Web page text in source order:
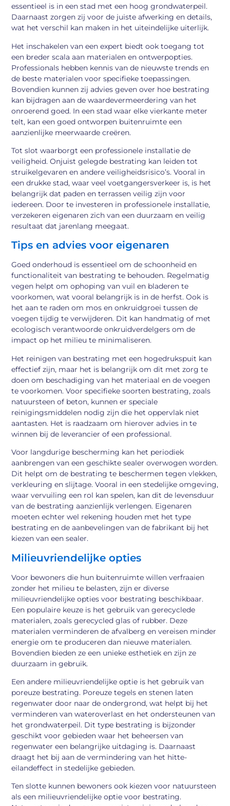
essentieel is in een stad met een hoog grondwaterpeil.
Daarnaast zorgen zij voor de juiste afwerking en details,
wat het verschil kan maken in het uiteindelijke uiterlijk.
Het inschakelen van een expert biedt ook toegang tot
een breder scala aan materialen en ontwerpopties.
Professionals hebben kennis van de nieuwste trends en
de beste materialen voor specifieke toepassingen.
Bovendien kunnen zij advies geven over hoe bestrating
kan bijdragen aan de waardevermeerdering van het
onroerend goed. In een stad waar elke vierkante meter
telt, kan een goed ontworpen buitenruimte een
aanzienlijke meerwaarde creëren.
Tot slot waarborgt een professionele installatie de
veiligheid. Onjuist gelegde bestrating kan leiden tot
struikelgevaren en andere veiligheidsrisico’s. Vooral in
een drukke stad, waar veel voetgangersverkeer is, is het
belangrijk dat paden en terrassen veilig zijn voor
iedereen. Door te investeren in professionele installatie,
verzekeren eigenaren zich van een duurzaam en veilig
resultaat dat jarenlang meegaat.
Tips en advies voor eigenaren
Goed onderhoud is essentieel om de schoonheid en
functionaliteit van bestrating te behouden. Regelmatig
vegen helpt om ophoping van vuil en bladeren te
voorkomen, wat vooral belangrijk is in de herfst. Ook is
het aan te raden om mos en onkruidgroei tussen de
voegen tijdig te verwijderen. Dit kan handmatig of met
ecologisch verantwoorde onkruidverdelgers om de
impact op het milieu te minimaliseren.
Het reinigen van bestrating met een hogedrukspuit kan
effectief zijn, maar het is belangrijk om dit met zorg te
doen om beschadiging van het materiaal en de voegen
te voorkomen. Voor specifieke soorten bestrating, zoals
natuursteen of beton, kunnen er speciale
reinigingsmiddelen nodig zijn die het oppervlak niet
aantasten. Het is raadzaam om hierover advies in te
winnen bij de leverancier of een professional.
Voor langdurige bescherming kan het periodiek
aanbrengen van een geschikte sealer overwogen worden.
Dit helpt om de bestrating te beschermen tegen vlekken,
verkleuring en slijtage. Vooral in een stedelijke omgeving,
waar vervuiling een rol kan spelen, kan dit de levensduur
van de bestrating aanzienlijk verlengen. Eigenaren
moeten echter wel rekening houden met het type
bestrating en de aanbevelingen van de fabrikant bij het
kiezen van een sealer.
Milieuvriendelijke opties
Voor bewoners die hun buitenruimte willen verfraaien
zonder het milieu te belasten, zijn er diverse
milieuvriendelijke opties voor bestrating beschikbaar.
Een populaire keuze is het gebruik van gerecyclede
materialen, zoals gerecycled glas of rubber. Deze
materialen verminderen de afvalberg en vereisen minder
energie om te produceren dan nieuwe materialen.
Bovendien bieden ze een unieke esthetiek en zijn ze
duurzaam in gebruik.
Een andere milieuvriendelijke optie is het gebruik van
poreuze bestrating. Poreuze tegels en stenen laten
regenwater door naar de ondergrond, wat helpt bij het
verminderen van wateroverlast en het ondersteunen van
het grondwaterpeil. Dit type bestrating is bijzonder
geschikt voor gebieden waar het beheersen van
regenwater een belangrijke uitdaging is. Daarnaast
draagt het bij aan de vermindering van het hitte-
eilandeffect in stedelijke gebieden.
Ten slotte kunnen bewoners ook kiezen voor natuursteen
als een milieuvriendelijke optie voor bestrating.